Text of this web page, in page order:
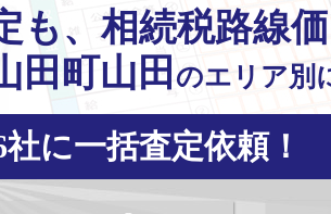
も、相続税路線
田町山田 のエリア別
に一括査定依頼！